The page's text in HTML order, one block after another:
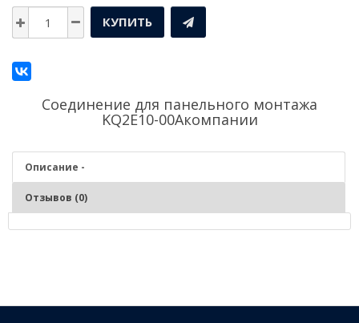
КУПИТЬ
Соединение для панельного монтажа
KQ2E10-00Aкомпании
Описание -
Отзывов (0)